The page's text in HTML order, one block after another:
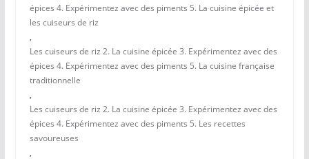
épices 4. Expérimentez avec des piments 5. La cuisine épicée et
les cuiseurs de riz
,
Les cuiseurs de riz 2. La cuisine épicée 3. Expérimentez avec des
épices 4. Expérimentez avec des piments 5. La cuisine française
traditionnelle
,
Les cuiseurs de riz 2. La cuisine épicée 3. Expérimentez avec des
épices 4. Expérimentez avec des piments 5. Les recettes
savoureuses
,